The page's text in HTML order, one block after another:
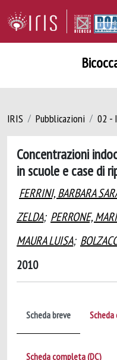
IRIS Pubblicazioni 02 -
Concentrazioni
in scuole e case di
FERRINI, BARBARA
ZELDA; PERRONE,
MAURA LUISA;
2010
Scheda breve
Scheda completa (DC)